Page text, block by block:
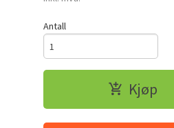
Antall
Kjøp